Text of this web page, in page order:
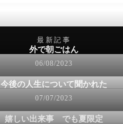
最新記事
外で朝ごはん
06/08/2023
今後の人生について聞かれた
07/07/2023
嬉しい出来事 でも夏限定